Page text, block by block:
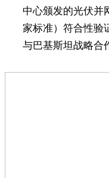
中心颁发的光伏并
家标准）符合性验
与巴基斯坦战略合